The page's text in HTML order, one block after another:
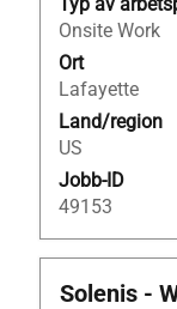
Onsite Work
Ort
Lafayette
Land/region
US
Jobb-ID
49153
innehåll
i
Titel
Solenis -
Klicka